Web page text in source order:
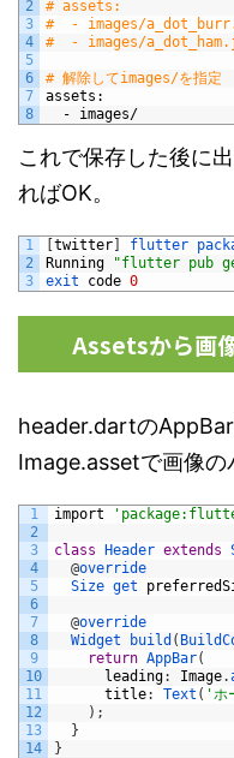
2
3
4
5
6
7
8
# assets:
#  - images/
#  - images/
# 解除してimages/を指定
assets :
-
images/
これで保存した後に
ればOK。
1
2
3
[twitter] flutter
Running
"flutter pub
exit code 0
Assetsから画
header.dartのAppBar
Image.assetで画像の
1
2
3
4
5
6
7
8
9
10
11
12
13
14
import
class Header extends
@override
Size get
@override
Widget
build (
return AppBar(
leading: Image.
title: Text ( 'ホ
) ;
}
}